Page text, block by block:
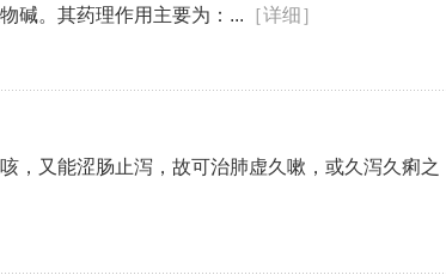
碱。其药理作用主要为：... ［详细］
，又能涩肠止泻，故可治肺虚久嗽，或久泻久痢之